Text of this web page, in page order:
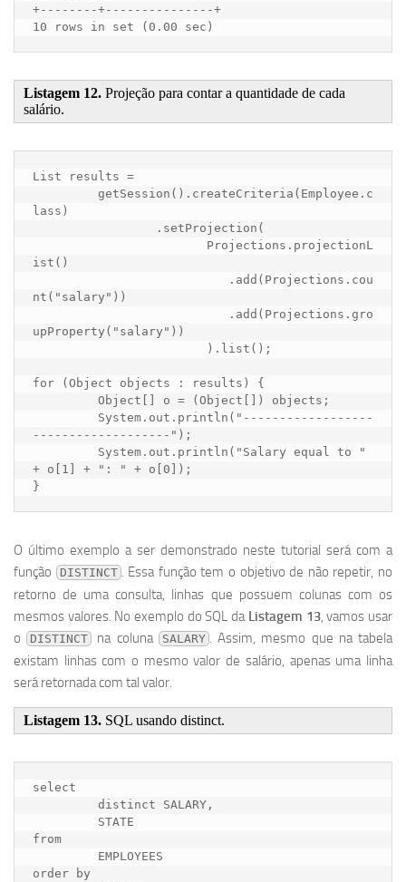
+--------+---------------+
10 rows in set (0.00 sec)
Listagem 12. Projeção para contar a quantidade de cada
salário.
List results =
lass)
ist()
nt("salary"))
upProperty("salary"))
for (Object objects : results) {
-------------------");
+ o[1] + ": " + o[0]);
O último exemplo a ser demonstrado neste tutorial será com a
função
DISTINCT . Essa função tem o objetivo de não repetir, no
retorno de uma consulta, linhas que possuem colunas com os
mesmos valores. No exemplo do SQL da Listagem 13, vamos usar
o DISTINCT na coluna SALARY . Assim, mesmo que na tabela
existam linhas com o mesmo valor de salário, apenas uma linha
será retornada com tal valor.
Listagem 13. SQL usando distinct.
select
from
order by